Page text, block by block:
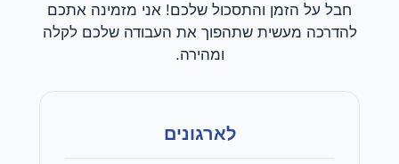
חבל על הזמן והתסכול שלכם! אני מזמינה אתכם
להדרכה מעשית שתהפוך את העבודה שלכם לקלה
ומהירה.
לארגונים